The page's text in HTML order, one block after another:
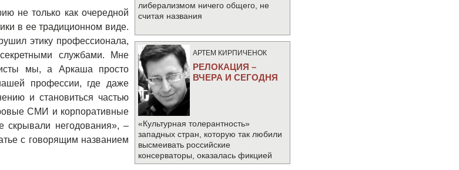
не только как очередной
в ее традиционном виде.
этику профессионала,
службами. Мне
мы, а Аркаша просто
профессии, где даже
и становиться частью
СМИ и корпоративные
скрывали негодования», –
с говорящим названием
либерализмом ничего общего, не
считая названия
АРТЕМ КИРПИЧЕНОК
РЕЛОКАЦИЯ –
ВЧЕРА И СЕГОДНЯ
«Культурная толерантность»
западных стран, которую так любили
высмеивать российские
консерваторы, оказалась фикцией